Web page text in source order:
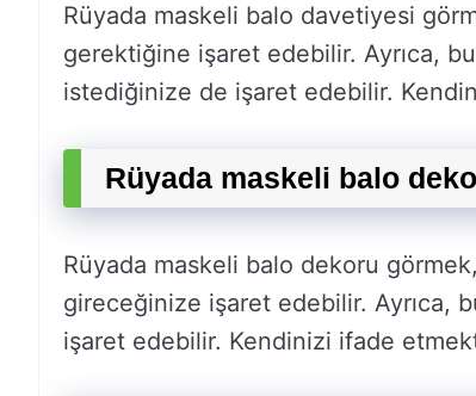
Rüyada maskeli balo davetiyesi
gerektiğine işaret edebilir. Ayrıca, bu
istediğinize de işaret edebilir.
Rüyada maskeli balo
Rüyada maskeli balo dekoru
gireceğinize işaret edebilir. Ayrıca,
işaret edebilir. Kendinizi ifade